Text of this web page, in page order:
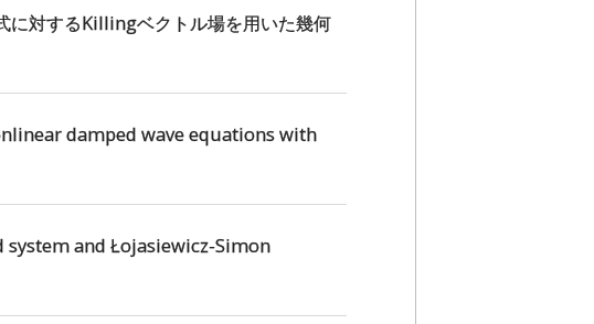
に対するKillingベクトル場を用いた幾何
damped wave equations with
system and Łojasiewicz-Simon